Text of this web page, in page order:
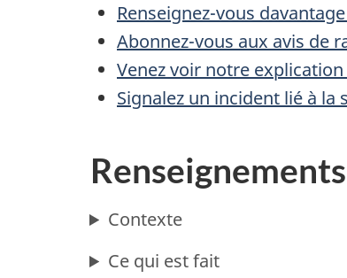
Renseignez-vous
Abonnez-vous aux avis de
Venez voir notre
Signalez un incident lié à
Contexte
Ce qui est fait